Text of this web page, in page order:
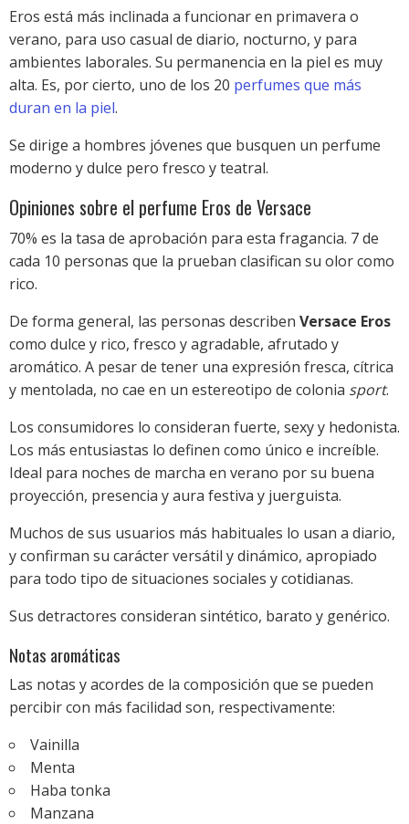
Eros está más inclinada a funcionar en primavera o
verano, para uso casual de diario, nocturno, y para
ambientes laborales. Su permanencia en la piel es muy
alta. Es, por cierto, uno de los 20 perfumes que más
duran en la piel.
Se dirige a hombres jóvenes que busquen un perfume
moderno y dulce pero fresco y teatral.
Opiniones sobre el perfume Eros de Versace
70% es la tasa de aprobación para esta fragancia. 7 de
cada 10 personas que la prueban clasifican su olor como
rico.
De forma general, las personas describen Versace Eros
como dulce y rico, fresco y agradable, afrutado y
aromático. A pesar de tener una expresión fresca, cítrica
y mentolada, no cae en un estereotipo de colonia sport.
Los consumidores lo consideran fuerte, sexy y hedonista.
Los más entusiastas lo definen como único e increíble.
Ideal para noches de marcha en verano por su buena
proyección, presencia y aura festiva y juerguista.
Muchos de sus usuarios más habituales lo usan a diario,
y confirman su carácter versátil y dinámico, apropiado
para todo tipo de situaciones sociales y cotidianas.
Sus detractores consideran sintético, barato y genérico.
Notas aromáticas
Las notas y acordes de la composición que se pueden
percibir con más facilidad son, respectivamente:
Vainilla
Menta
Haba tonka
Manzana